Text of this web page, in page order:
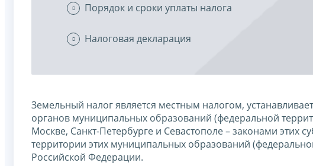
Порядок и сроки уплаты налога
Налоговая декларация
Земельный налог является местным налогом,
органов муниципальных образований (федеральной
Москве, Санкт-Петербурге и Севастополе – законами этих
территории этих муниципальных образований
Российской Федерации.